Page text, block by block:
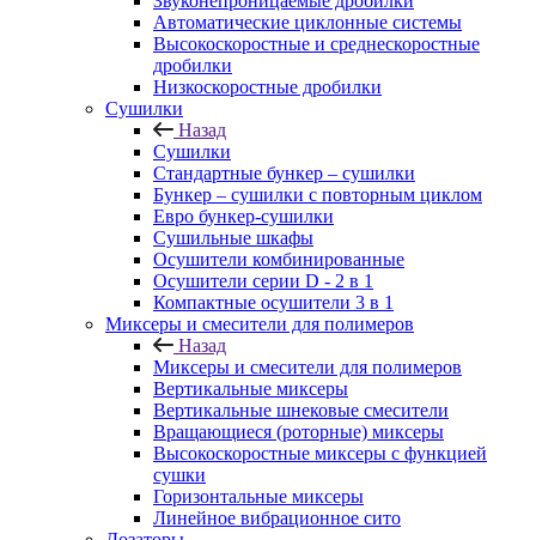
Автоматические циклонные системы
Высокоскоростные и среднескоростные
дробилки
Низкоскоростные дробилки
Сушилки
Назад
Сушилки
Стандартные бункер – сушилки
Бункер – сушилки с повторным циклом
Евро бункер-сушилки
Сушильные шкафы
Осушители комбинированные
Осушители серии D - 2 в 1
Компактные осушители 3 в 1
Миксеры и смесители для полимеров
Назад
Миксеры и смесители для полимеров
Вертикальные миксеры
Вертикальные шнековые смесители
Вращающиеся (роторные) миксеры
Высокоскоростные миксеры с функцией
сушки
Горизонтальные миксеры
Линейное вибрационное сито